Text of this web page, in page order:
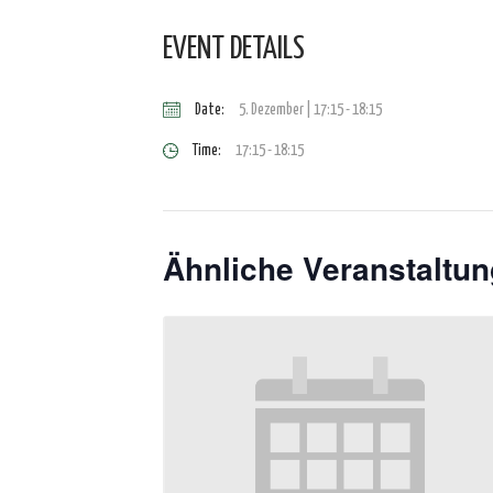
EVENT DETAILS
Date: 5. Dezember | 17:15-18:15
Time: 17:15 - 18:15
Ähnliche